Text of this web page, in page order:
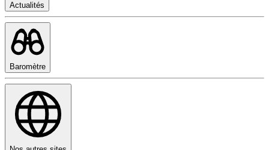
Actualités
Baromètre